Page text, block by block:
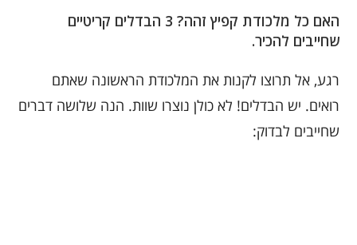
האם כל מלכודת קפיץ זהה? 3 הבדלים קריטיים
שחייבים להכיר.
רגע, אל תרוצו לקנות את המלכודת הראשונה שאתם
רואים. יש הבדלים! לא כולן נוצרו שוות. הנה שלושה דברים
שחייבים לבדוק: